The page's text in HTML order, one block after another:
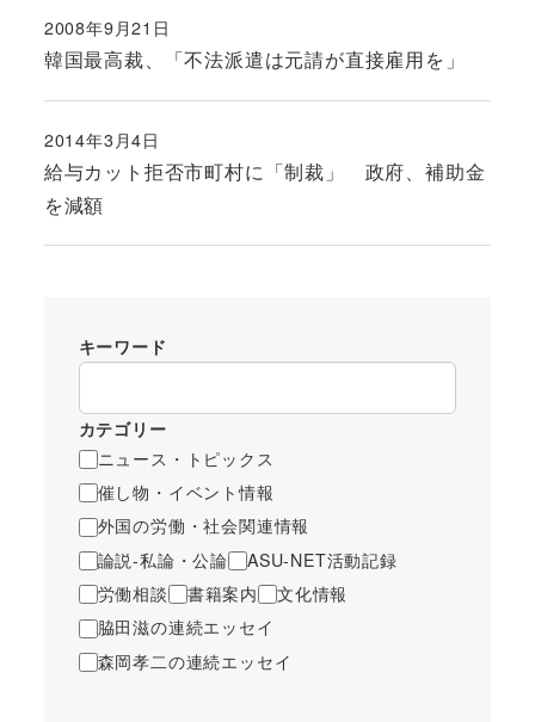
韓国最高裁、「不法派遣は元請が直接雇用を」
投稿日
2008年9月21日
給与カット拒否市町村に「制裁」 政府、補助金
を減額
投稿日
2014年3月4日
キーワード
カテゴリー
ニュース・トピックス
催し物・イベント情報
外国の労働・社会関連情報
論説-私論・公論
ASU-NET活動記録
労働相談
書籍案内
文化情報
脇田滋の連続エッセイ
森岡孝二の連続エッセイ